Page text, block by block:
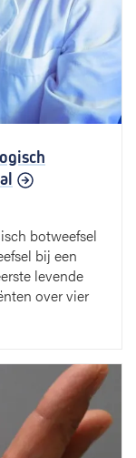
botweefsel
bij een
levende
over vier